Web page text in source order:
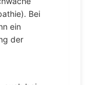
Bei
ein
der